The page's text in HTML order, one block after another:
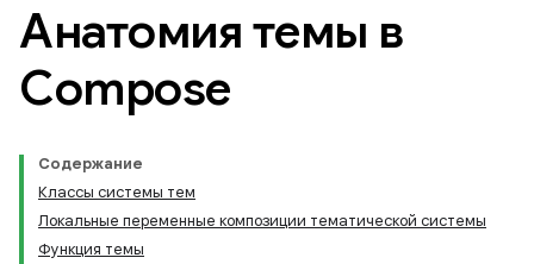
Анатомия темы в
Compose
Содержание
Классы системы тем
Локальные переменные композиции тематической системы
Функция темы